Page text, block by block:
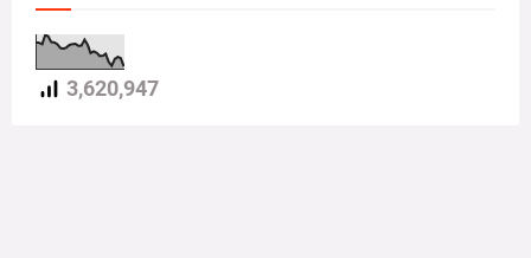
3,620,947